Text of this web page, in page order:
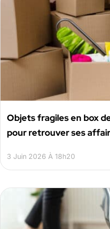
Objets fragiles en box
pour retrouver ses
3 Juin 2026 À 18h20